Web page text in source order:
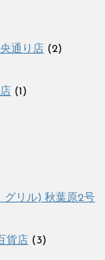
通り店 (2)
(1)
リル) 秋葉原2号
貨店 (3)